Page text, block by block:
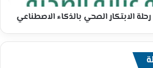
الابتكار الصحي بالذكاء الاصطناعي